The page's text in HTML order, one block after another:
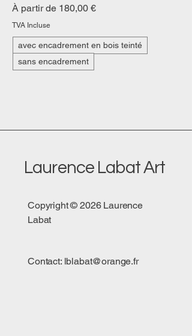
À partir de 180,00 €
Prix promotionnel
TVA Incluse
avec encadrement en bois teinté
sans encadrement
Laurence Labat Art
Copyright © 2026 Laurence
Labat
Contact: lblabat@orange.fr